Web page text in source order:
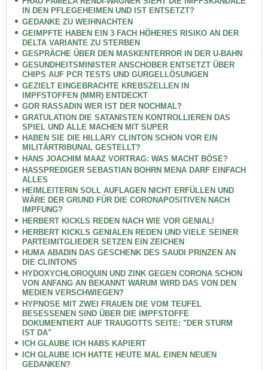
IN DEN PFLEGEHEIMEN UND IST ENTSETZT?
GEDANKE ZU WEIHNACHTEN
GEIMPFTE HABEN EIN 3 FACH HÖHERES RISIKO AN DER
DELTA VARIANTE ZU STERBEN
GESPRÄCHE ÜBER DEN MASKENTERROR IN DER U-BAHN
GESUNDHEITSMINISTER ANSCHOBER ENTSETZT ÜBER
CHIPS AUF PCR TESTS UND GURGELLÖSUNGEN
GEZIELT EINGEBRACHTE KREBSZELLEN IN
IMPFSTOFFEN (MMR) ENTDECKT
GOR RASSADIN WER IST DER NOCHMAL?
GRATULATION DIE SATANISTEN KONTROLLIEREN DAS
SPIEL UND ALLE MACHEN MIT SUPER
HABEN SIE DIE HILLARY CLINTON SCHON VOR EIN
MILITÄRTRIBUNAL GESTELLT?
HANS JOACHIM MAAZ VORTRAG: WAS MACHT BÖSE?
HASSPREDIGER SEBASTIAN BOHRN MENA DARF EINFACH
ALLES
HEIMLEITERIN SOLL AUFLAGEN NICHT ERFÜLLEN UND
WÄRE DER GRUND FÜR DIE CORONAPOSITIVEN NACH
IMPFUNG?
HERBERT KICKLS REDEN NACH WIE VOR GENIAL!
HERBERT KICKLS GENIALEN REDEN UND VIELE SEINER
PARTEIMITGLIEDER SETZEN EIN ZEICHEN
HUMA ABADIN DAS GESCHENK DES SAUDI PRINZEN AN
DIE CLINTONS
HYDOXYCHLOROQUIN UND ZINK GEGEN CORONA SCHON
VON ANFANG AN BEKANNT WARUM WIRD DAS VON DEN
MEDIEN VERSCHWIEGEN?
HYPNOSE MIT ZWEI FRAUEN DIE VOM TEUFEL
BESESSENEN SIND ÜBER DIE IMPFSTOFFE
DOKUMENTIERT AUF TRAUGOTTS SEITE: "DER STURM
IST DA"
ICH GLAUBE ICH HABS KAPIERT
ICH GLAUBE ICH HATTE HEUTE MAL EINEN NEUEN
GEDANKEN?